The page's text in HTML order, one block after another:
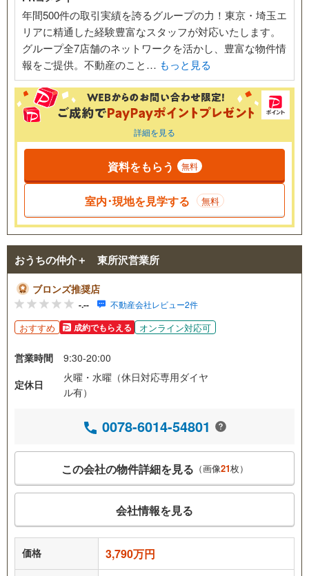
年間500件の取引実績を誇るグループの力！東京・埼玉エ
リアに精通した経験豊富なスタッフが対応いたします。
グループ全7店舗のネットワークを活かし、豊富な物件情
報をご提供。不動産のこと… もっと見る
詳細を見る
資料をもらう 無料
室内･現地を見学する 無料
おうちの仲介＋ 東所沢営業所
ブロンズ推奨店
-.-- 不動産会社レビュー2件
おすすめ 成約でもらえる オンライン対応可
営業時間
9:30-20:00
定休日
火曜・水曜（休日対応専用ダイヤ
ル有）
0078-6014-54801
この会社の物件詳細を見る （画像21枚）
会社情報を見る
価格 3,790万円